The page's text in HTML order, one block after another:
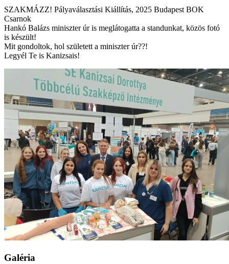
SZAKMÁZZ! Pályaválasztási Kiállítás, 2025 Budapest BOK
Csarnok
Hankó Balázs miniszter úr is meglátogatta a standunkat, közös fotó
is készült!
Mit gondoltok, hol született a miniszter úr??!
Legyél Te is Kanizsais!
Galéria